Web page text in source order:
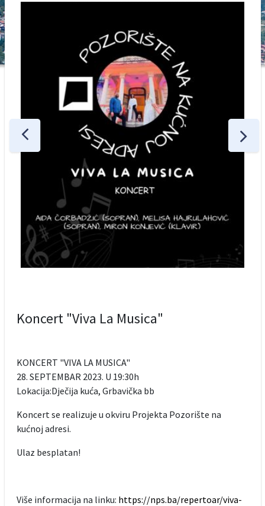
Koncert "Viva La Musica"
KONCERT "VIVA LA MUSICA"
28. SEPTEMBAR 2023. U 19:30h
Lokacija:Dječija kuća, Grbavička bb
Koncert se realizuje u okviru Projekta Pozorište na
kućnoj adresi.
Ulaz besplatan!
Više informacija na linku: https://nps.ba/repertoar/viva-